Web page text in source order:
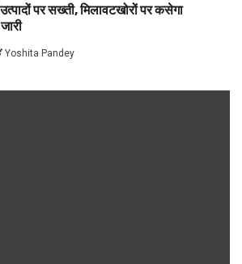
पर सख्ती, मिलावटखोरों पर कसेगा
Yoshita Pandey